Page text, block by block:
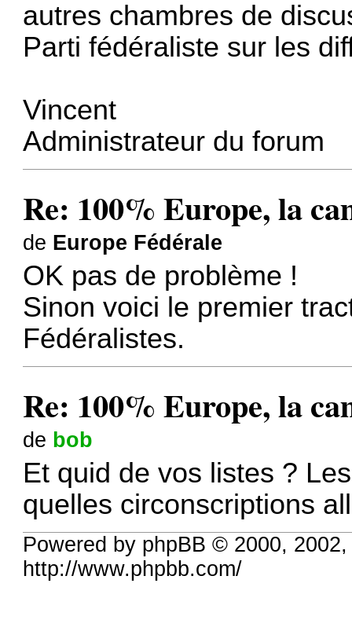
autres chambres de
Parti fédéraliste sur les
Vincent
Administrateur du forum
Re: 100% Europe, la
de Europe Fédérale
OK pas de problème !
Sinon voici le premier
Fédéralistes.
Re: 100% Europe, la
de bob
Et quid de vos listes ?
quelles circonscriptions
Powered by phpBB © 2000,
http://www.phpbb.com/